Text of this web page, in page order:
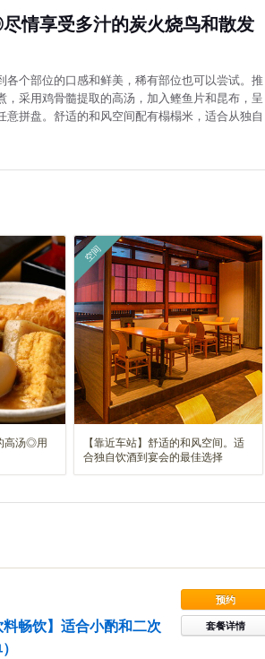
情享受多汁的炭火烧鸟和散发
个部位的口感和鲜美，稀有部位也可以尝试。推
采用鸡骨髓提取的高汤，加入鲣鱼片和昆布，呈
拼盘。舒适的和风空间配有榻榻米，适合从独自
高汤◎用
空间
【靠近车站】舒适的和风空间。适
合独自饮酒到宴会的最佳选择
畅饮】适合小酌和二次
预约
套餐详情